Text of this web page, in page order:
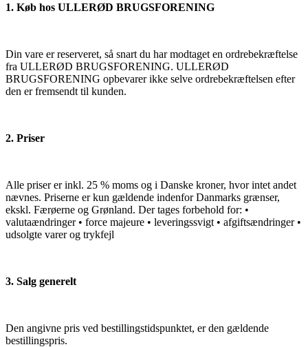
1. Køb hos ULLERØD BRUGSFORENING
Din vare er reserveret, så snart du har modtaget en ordrebekræftelse
fra ULLERØD BRUGSFORENING. ULLERØD
BRUGSFORENING opbevarer ikke selve ordrebekræftelsen efter
den er fremsendt til kunden.
2. Priser
Alle priser er inkl. 25 % moms og i Danske kroner, hvor intet andet
nævnes. Priserne er kun gældende indenfor Danmarks grænser,
ekskl. Færøerne og Grønland. Der tages forbehold for: •
valutaændringer • force majeure • leveringssvigt • afgiftsændringer •
udsolgte varer og trykfejl
3. Salg generelt
Den angivne pris ved bestillingstidspunktet, er den gældende
bestillingspris.